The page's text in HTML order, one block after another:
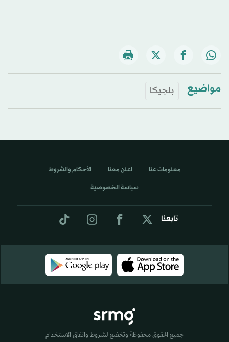
مواضيع بلجيكا
تابعنا
معلومات عنا اعلن معنا الأحكام والشروط
سياسة الخصوصية
جميع الحقوق محفوظة وتخضع لشروط واتفاق الاستخدام